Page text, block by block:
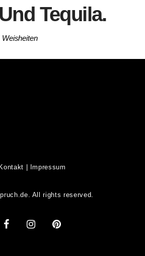
Tequila.
Weisheiten
Kontakt Impressum
All rights reserved.